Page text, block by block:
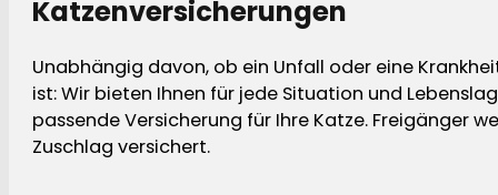
Katzenversicherungen
Unabhängig davon, ob ein Unfall oder eine
ist: Wir bieten Ihnen für jede Situation und
passende Versicherung für Ihre Katze. Freigänger
Zuschlag versichert.